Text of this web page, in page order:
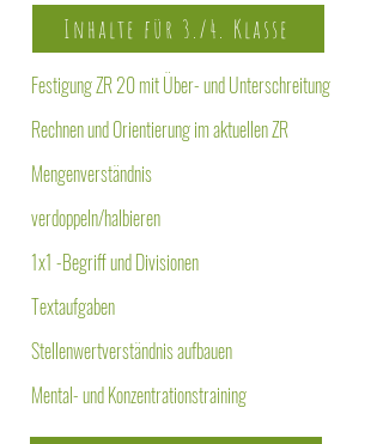
Inhalte für 3./4. Klasse
Festigung ZR 20 mit Über- und Unterschreitung
Rechnen und Orientierung im aktuellen ZR
Mengenverständnis
verdoppeln/halbieren
1x1 -Begriff und Divisionen
Textaufgaben
Stellenwertverständnis aufbauen
Mental- und Konzentrationstraining